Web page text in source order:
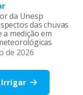
da Unesp
das chuvas
a medição em
de 2026
Irrigar